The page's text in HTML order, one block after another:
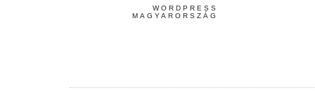
WORDPRESS
MAGYARORSZÁG